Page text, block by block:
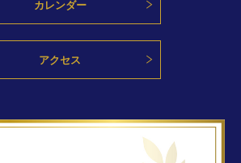
カレンダー
アクセス